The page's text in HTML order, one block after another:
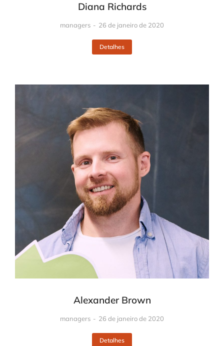
Diana Richards
managers 26 de janeiro de 2020
Detalhes
Alexander Brown
managers 26 de janeiro de 2020
Detalhes